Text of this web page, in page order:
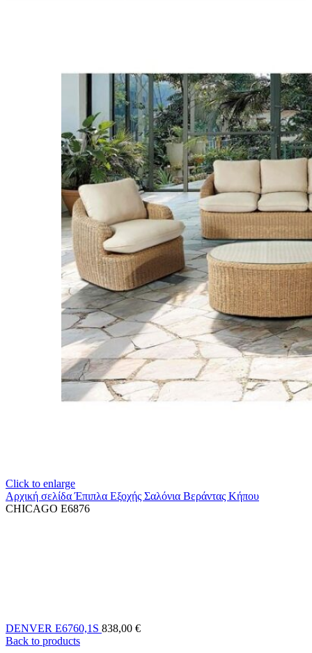
Click to enlarge
Αρχική σελίδαΈπιπλα Εξοχής Σαλόνια Βεράντας Κήπου
CHICAGO E6876
DENVER E6760,1S 838,00 €
Back to products